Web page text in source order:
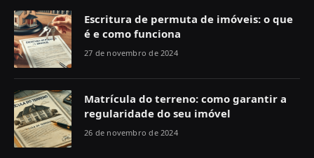
Escritura de permuta de imóveis: o que
é e como funciona
27 de novembro de 2024
Matrícula do terreno: como garantir a
regularidade do seu imóvel
26 de novembro de 2024